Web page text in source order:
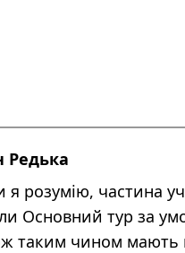
Редька
я розумію, частина
Основний тур за
таким чином мають